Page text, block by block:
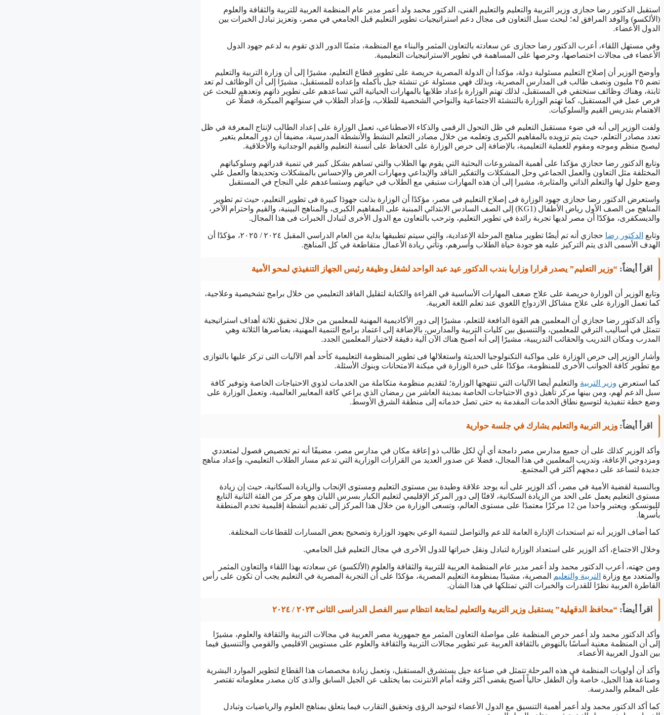
استقبل الدكتور رضا حجازى وزير التربية والتعليم والتعليم الفنى، الدكتور محمد ولد أعمر مدير عام المنظمة العربية للتربية والثقافة والعلوم
(الألكسو) والوفد المرافق له؛ لبحث سبل التعاون فى مجال دعم استراتيجيات تطوير التعليم قبل الجامعي في مصر، وتعزيز تبادل الخبرات بين
الدول الأعضاء.
وفي مستهل اللقاء، أعرب الدكتور رضا حجازى عن سعادته بالتعاون المثمر والبناء مع المنظمة، مثمنًا الدور الذي تقوم به لدعم جهود الدول
الأعضاء فى مجالات اختصاصها، وحرصها على المساهمة في تطوير الاستراتيجيات التعليمية.
وأوضح الوزير أن إصلاح التعليم مسئولية دولة، مؤكدا أن الدولة المصرية حريصة على تطوير قطاع التعليم، مشيرًا إلى أن وزارة التربية والتعليم
تضم ٢٥ مليون ونصف طالب فى المدارس المصرية، وبذلك فهي مسئولة عن تنشئة جيل بأكمله وإعداده للمستقبل، مشيرًا إلى أن الوظائف لم تعد
ثابتة، وهناك وظائف ستختفي في المستقبل، لذلك تهتم الوزارة بإعداد طلابها بالمهارات الحياتية التي تساعدهم على تطوير ذاتهم وتعدهم للبحث عن
فرص عمل في المستقبل، كما تهتم الوزارة بالتنشئة الاجتماعية والنواحي الشخصية للطلاب، وإعداد الطلاب في سنواتهم المبكرة، فضلًا عن
الاهتمام بتدريس القيم والسلوكيات.
ولفت الوزير إلى أنه في ضوء مستقبل التعليم في ظل التحول الرقمى والذكاء الاصطناعي، تعمل الوزارة على إعداد الطالب لإنتاج المعرفة في ظل
تعدد مصادر التعلم، حيث يتم تزويده بالمفاهيم الكبرى وتعلمه من خلال مصادر التعلم النشط والأنشطة المدرسية، مضيفا أن دور المعلم يتغير
ليصبح منظم وموجه ومقوم للعملية التعليمية، بالإضافة إلى حرص الوزارة على الحفاظ على أنسنة التعليم والقيم الوجدانية والأخلاقية.
وتابع الدكتور رضا حجازي مؤكدا على أهمية المشروعات البحثية التي يقوم بها الطلاب والتي تساهم بشكل كبير في تنمية قدراتهم وسلوكياتهم
المختلفة مثل التعاون والعمل الجماعي وحل المشكلات والتفكير الناقد والإبداعي ومهارات العرض والإحساس بالمشكلات وتحديدها والعمل علي
وضع حلول لها والتعلم الذاتي والمثابرة، مشيرا إلى أن هذه المهارات ستبقي مع الطلاب في حياتهم وستساعدهم علي النجاح في المستقبل
واستعرض الدكتور رضا حجازى جهود الوزارة فى إصلاح التعليم فى مصر، مؤكدًا أن الوزارة بذلت جهودَا كبيرة فى تطوير التعليم، حيث تم تطوير
المناهج من الصف الأول رياض الأطفال (KG1) إلى الصف السادس الابتدائي المبنية على المفاهيم الكبرى، والمناهج البينية، والقيم واحترام الآخر،
والديسكفرى، مؤكدًا أن مصر لديها تجربة رائدة في تطوير التعليم، وترحب بالتعاون مع الدول الأخرى لتبادل الخبرات فى هذا المجال.
وتابع الدكتور رضا
حجازي أنه تم أيضًا تطوير مناهج المرحلة الإعدادية، والتي سيتم تطبيقها بداية من العام الدراسي المقبل ٢٠٢٤ / ٢٠٢٥، مؤكدًا أن
الهدف الأسمى الذى يتم التركيز عليه هو جودة حياة الطلاب وأسرهم، وتأتي ريادة الأعمال متقاطعة في كل المناهج.
اقرأ أيضاً: “وزير التعليم” يصدر قرارا وزاريا بندب الدكتور عيد عبد الواحد لشغل وظيفة رئيس الجهاز التنفيذي لمحو الأمية
وتابع الوزير أن الوزارة حريصة على علاج ضعف المهارات الأساسية في القراءة والكتابة لتقليل الفاقد التعليمي من خلال برامج تشخيصية وعلاجية،
كما تعمل الوزارة على علاج مشاكل الازدواج اللغوي عند تعلم اللغة العربية.
وأكد الدكتور رضا حجازي أن المعلمين هم القوة الدافعة للتعلم، مشيرًا إلى دور الأكاديمية المهنية للمعلمين من خلال تحقيق ثلاثة أهداف استراتيجية
تتمثل في أساليب الترقي للمعلمين، والتنسيق بين كليات التربية والمدارس، بالإضافة إلى اعتماد برامج التنمية المهنية، بعناصرها الثلاثة وهي
المدرب ومكان التدريب والحقائب التدريبية، مشيرًا إلى أنه أصبح هناك الآن آلية دقيقة لاختيار المعلمين الجدد.
وأشار الوزير إلى حرص الوزارة على مواكبة التكنولوجيا الحديثة واستغلالها فى تطوير المنظومة التعليمية كأحد أهم الآليات التى تركز عليها بالتوازى
مع تطوير كافة الجوانب الأخرى للمنظومة، مؤكدًا على خبرة الوزارة في ميكنة الامتحانات وبنوك الأسئلة.
كما استعرض وزير التربية والتعليم أيضا الآليات التي تنتهجها الوزارة؛ لتقديم منظومة متكاملة من الخدمات لذوي الاحتياجات الخاصة وتوفير كافة
سبل الدعم لهم، ومن بينها مركز تأهيل ذوي الاحتياجات الخاصة بمدينة العاشر من رمضان الذي يراعي كافة المعايير العالمية، وتعمل الوزارة على
وضع خطة تنفيذية لتوسيع نطاق الخدمات المقدمة به حتى تصل خدماته إلى منطقة الشرق الأوسط.
اقرأ أيضاً: وزير التربية والتعليم يشارك في جلسة حوارية
وأكد الوزير كذلك على أن جميع مدارس مصر دامجة أي أن لكل طالب ذو إعاقة مكان في مدارس مصر، مضيفًا أنه تم تخصيص فصول لمتعددي
ومزدوجي الإعاقة، وتدريب المعلمين في هذا المجال، فضلًا عن صدور العديد من القرارات الوزارية التي تدعم مسار الطلاب التعليمي، وإعداد مناهج
جديدة لتساعد على دمجهم أكثر في المجتمع.
وبالنسبة لقضية الأمية في مصر، أكد الوزير على أنه يوجد علاقة وطيدة بين مستوى التعليم ومستوى الإنجاب والزيادة السكانية، حيث إن زيادة
مستوى التعليم يعمل على الحد من الزيادة السكانية، لافتًا إلى دور المركز الإقليمي لتعليم الكبار بسرس الليان وهو مركز من الفئة الثانية التابع
لليونسكو، ويعتبر واحدا من 12 مركزًا معتمدًا على مستوى العالم، وتسعى الوزارة من خلال هذا المركز إلى تقديم أنشطة إقليمية تخدم المنطقة
بأسرها.
كما أضاف الوزير أنه تم استحداث الإدارة العامة للدعم والتواصل لتنمية الوعي بجهود الوزارة وتصحيح بعض المسارات للقطاعات المختلفة.
وخلال الاجتماع، أكد الوزير على استعداد الوزارة لتبادل ونقل خبراتها للدول الأخرى في مجال التعليم قبل الجامعي.
ومن جهته، أعرب الدكتور محمد ولد أعمر مدير عام المنظمة العربية للتربية والثقافة والعلوم (الألكسو) عن سعادته بهذا اللقاء والتعاون المثمر
والمتعدد مع وزارة التربية والتعليم
المصرية، مشيدًا بمنظومة التعليم المصرية، مؤكدًا على أن التجربة المصرية في التعليم يجب أن تكون على رأس
القاطرة العربية نظرًا للقدرات والخبرات التي تمتلكها في هذا الشأن.
اقرأ أيضاً: “محافظ الدقهلية” يستقبل وزير التربية والتعليم لمتابعة انتظام سير الفصل الدراسى الثانى ٢٠٢٣ / ٢٠٢٤
وأكد الدكتور محمد ولد أعمر حرص المنظمة على مواصلة التعاون المثمر مع جمهورية مصر العربية في مجالات التربية والثقافة والعلوم، مشيرًا
إلى أن المنظمة معنية أساسًا بالنهوض بالثقافة العربية عبر تطوير مجالات التربية والثقافة والعلوم على مستويين الاقليمي والقومي والتنسيق فيما
بين الدول العربية الأعضاء.
وأكد أن أولويات المنظمة في هذه المرحلة تتمثل في صناعة جيل يستشرق المستقبل، وتعمل زيادة مخصصات هذا القطاع لتطوير الموارد البشرية
وصناعة هذا الجيل، خاصة وأن الطفل حالياً أصبح يقضى أكثر وقته أمام الانترنت بما يختلف عن الجيل السابق والذى كان مصدر معلوماته تقتصر
على المعلم والمدرسة.
كما أكد الدكتور محمد ولد أعمر أهمية التنسيق مع الدول الأعضاء لتوحيد الرؤى وتحقيق التقارب فيما يتعلق بمناهج العلوم والرياضيات وتبادل